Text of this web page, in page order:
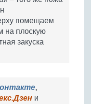
помещаем
на плоскую
закуска
,
и